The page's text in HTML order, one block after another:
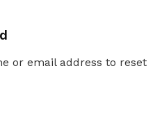
or email address to reset